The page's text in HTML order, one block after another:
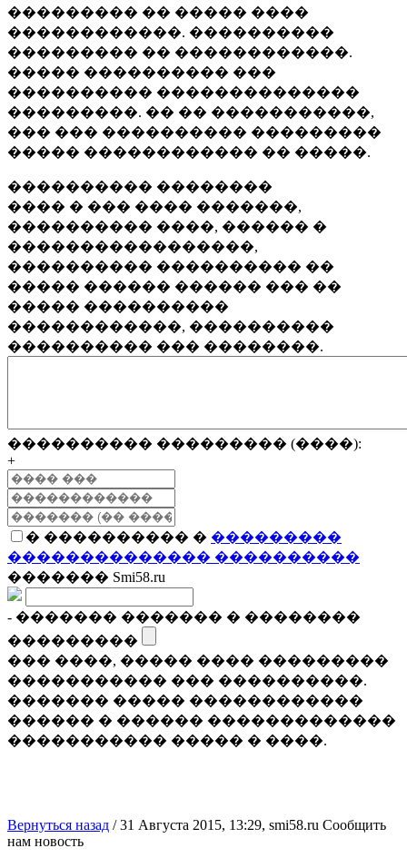
��������� �� ����� ����
������������. ����������
��������� �� ������������.
����� ���������� ���
���������� ��������������
���������. �� �� �����������,
��� ��� ���������� ���������
����� ������������ �� �����.
���������� ��������
���� � ��� ���� �������,
���������� ����, ������ �
�����������������,
���������� ���������� ��
����� ������ ������ ��� ��
����� ����������
������������, ����������
���������� ��� ��������.
���������� ��������� (����):
+
� ���������� � ���������
�������������� ����������
������� Smi58.ru
- ������� ������� � ��������
���������
��� ����, ����� ���� ���������
����������� ��� ����������.
������� ����� ������������
������ � ������ �������������
����������� ����� � ����.
Вернуться назад /31 Августа 2015, 13:29, smi58.ru Сообщить
нам новость